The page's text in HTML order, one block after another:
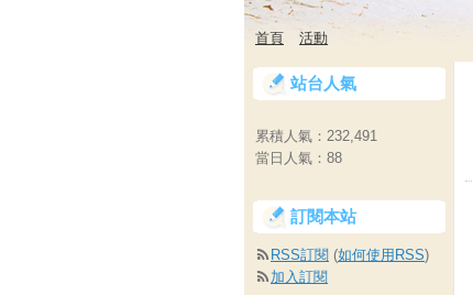
首頁 活動
站台人氣
累積人氣： 232,491
當日人氣： 88
訂閱本站
RSS訂閱 (如何使用RSS)
加入訂閱